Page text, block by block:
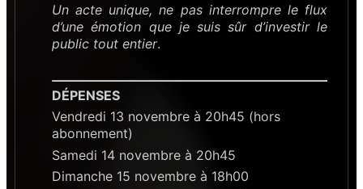
Un acte unique, ne pas interrompre le flux
d’une émotion que je suis sûr d’investir le
public tout entier.
DÉPENSES
Vendredi 13 novembre à 20h45 (hors
abonnement)
Samedi 14 novembre à 20h45
Dimanche 15 novembre à 18h00